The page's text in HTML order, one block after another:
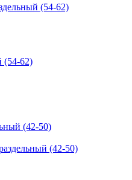
(54-62)
(54-62)
(42-50)